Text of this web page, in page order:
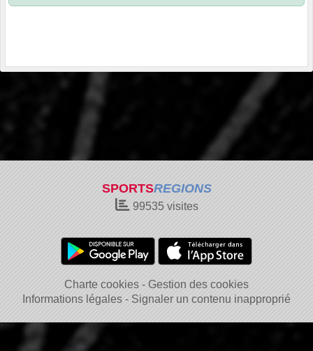
SPORTSREGIONS
99535visites
Charte cookies
Gestion des cookies
Informations légales
Signaler un contenu inapproprié